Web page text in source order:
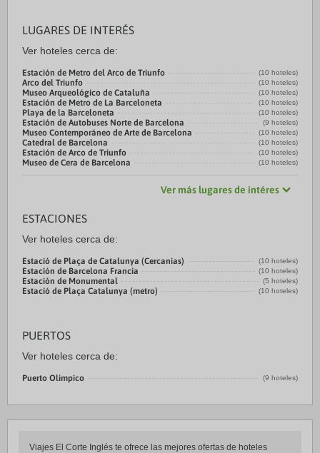
LUGARES DE INTERÉS
Ver hoteles cerca de:
Estación de Metro del Arco de Triunfo (10 hoteles)
Arco del Triunfo (10 hoteles)
Museo Arqueológico de Cataluña (10 hoteles)
Estación de Metro de La Barceloneta (10 hoteles)
Playa de la Barceloneta (10 hoteles)
Estación de Autobuses Norte de Barcelona (9 hoteles)
Museo Contemporáneo de Arte de Barcelona (10 hoteles)
Catedral de Barcelona (10 hoteles)
Estación de Arco de Triunfo (10 hoteles)
Museo de Cera de Barcelona (10 hoteles)
Ver más lugares de intéres
ESTACIONES
Ver hoteles cerca de:
Estació de Plaça de Catalunya (Cercanias) (10 hoteles)
Estación de Barcelona Francia (10 hoteles)
Estación de Monumental (5 hoteles)
Estació de Plaça Catalunya (metro) (10 hoteles)
PUERTOS
Ver hoteles cerca de:
Puerto Olímpico (9 hoteles)
Viajes El Corte Inglés te ofrece las mejores ofertas de hoteles